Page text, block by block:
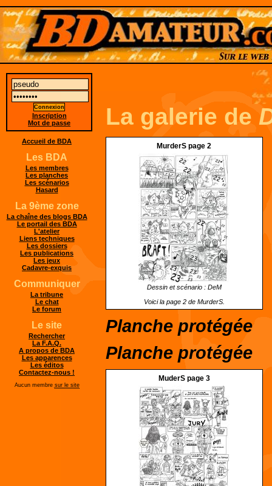
La galerie de
MurderS page 2
Dessin et scénario : DeM
Voici la page 2 de MurderS.
Planche protégée
Planche protégée
MuderS page 3
Inscription
Mot de passe
Accueil de BDA
Les BDA
Les membres
Les planches
Les scénarios
Hasard
La 9ème zone
La chaîne des blogs BDA
Le portail des BDA
L'atelier
Liens techniques
Les dossiers
Les publications
Les jeux
Cadavre-exquis
Communiquer
La tribune
Le chat
Le forum
Le site
Rechercher
La F.A.Q.
A propos de BDA
Les apparences
Les éditos
Contactez-nous !
Aucun membre sur le site